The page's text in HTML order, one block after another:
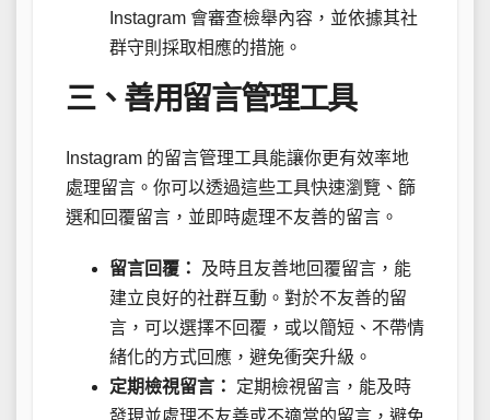
Instagram 會審查檢舉內容，並依據其社
群守則採取相應的措施。
三、善用留言管理工具
Instagram 的留言管理工具能讓你更有效率地
處理留言。你可以透過這些工具快速瀏覽、篩
選和回覆留言，並即時處理不友善的留言。
留言回覆：
及時且友善地回覆留言，能
建立良好的社群互動。對於不友善的留
言，可以選擇不回覆，或以簡短、不帶情
緒化的方式回應，避免衝突升級。
定期檢視留言：
定期檢視留言，能及時
發現並處理不友善或不適當的留言，避免